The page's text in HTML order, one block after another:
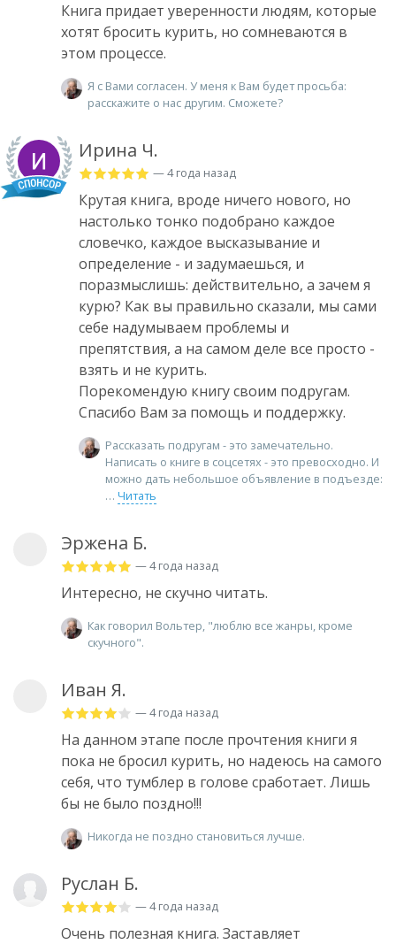
Книга придает уверенности людям, которые
хотят бросить курить, но сомневаются в
этом процессе.
Я с Вами согласен. У меня к Вам будет просьба:
расскажите о нас другим. Сможете?
Ирина Ч.
— 4 года назад
Крутая книга, вроде ничего нового, но
настолько тонко подобрано каждое
словечко, каждое высказывание и
определение - и задумаешься, и
поразмыслишь: действительно, а зачем я
курю? Как вы правильно сказали, мы сами
себе надумываем проблемы и
препятствия, а на самом деле все просто -
взять и не курить.
Порекомендую книгу своим подругам.
Спасибо Вам за помощь и поддержку.
Рассказать подругам - это замечательно.
Написать о книге в соцсетях - это превосходно. И
можно дать небольшое объявление в подъезде:
Читать
Эржена Б.
— 4 года назад
Интересно, не скучно читать.
Как говорил Вольтер, "люблю все жанры, кроме
скучного".
Иван Я.
— 4 года назад
На данном этапе после прочтения книги я
пока не бросил курить, но надеюсь на самого
себя, что тумблер в голове сработает. Лишь
бы не было поздно!!!
Никогда не поздно становиться лучше.
Руслан Б.
— 4 года назад
Очень полезная книга. Заставляет